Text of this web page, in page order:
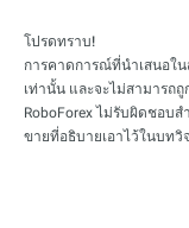
โปรดทราบ!
การคาดการณ์ที่นำเสนอใ
เท่านั้น และจะไม่สามารถ
RoboForex ไม่รับผิดชอบ
ขายที่อธิบายเอาไว้ในบทวิ